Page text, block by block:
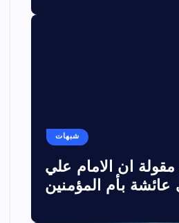
شبهات
ان الامام علي
بأم المؤمنين